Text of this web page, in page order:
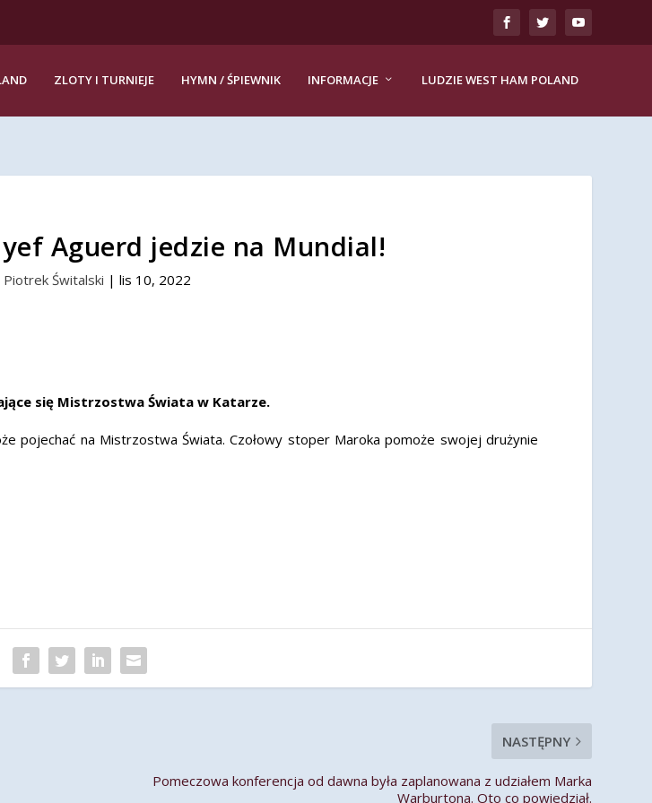
ZLOTY I TURNIEJE HYMN / ŚPIEWNIK INFORMACJE LUDZIE WEST HAM POLAND
Aguerd jedzie na Mundial!
Piotrek Świtalski | lis 10, 2022
się Mistrzostwa Świata w Katarze.
pojechać na Mistrzostwa Świata. Czołowy stoper Maroka pomoże swojej drużynie
NASTĘPNY
Pomeczowa konferencja od dawna była zaplanowana z udziałem Marka
Warburtona. Oto co powiedział.